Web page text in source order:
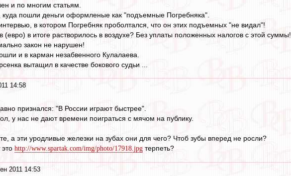
и по многим статьям.
куда пошли деньги оформленые как "подъемные Погребняка".
в котором Погребняк проболтался, что он этих подъемных "не видал"!
(евро) в итоге растворилось в воздухе? Без уплаты положенных налогов с этой суммы!
закон не нарушен!
и в карман незабвенного Кулалаева.
вытащил в качестве бокового судьи ...
14:58
признался: "В России играют быстрее".
у нас не дают времени поиграться с мячом на публику.
а эти уродливые железки на зубах они для чего? Чтоб зубы вперед не росли?
http://www.spartak.com/img/photo/17918.jpg терпеть?
2011 14:53